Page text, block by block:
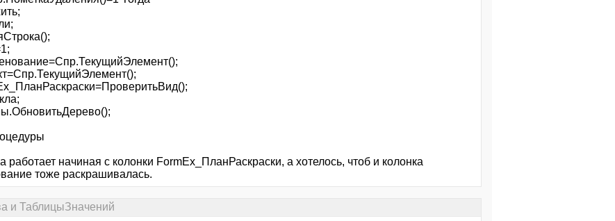
работает начиная с колонки FormEx_ПланРаскраски, а хотелось, чтоб и колонка
тоже раскрашивалась.
и ТаблицыЗначений